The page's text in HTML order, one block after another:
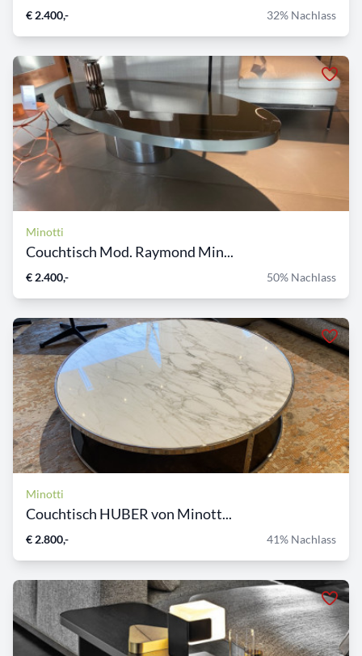
€ 2.400,- 32% Nachlass
Minotti
Couchtisch Mod. Raymond Min...
€ 2.400,- 50% Nachlass
Minotti
Couchtisch HUBER von Minott...
€ 2.800,- 41% Nachlass